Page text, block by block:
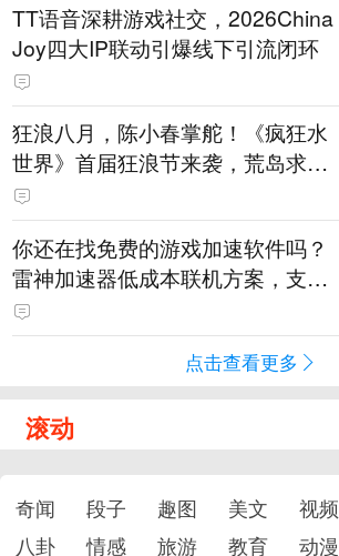
TT语音深耕游戏社交，2026China
Joy四大IP联动引爆线下引流闭环
狂浪八月，陈小春掌舵！《疯狂水
世界》首届狂浪节来袭，荒岛求生
直播即将开启
你还在找免费的游戏加速软件吗？
雷神加速器低成本联机方案，支持
免费试用
点击查看更多
滚动
奇闻 段子 趣图 美文 视频
八卦
情感 旅游 教育 动漫